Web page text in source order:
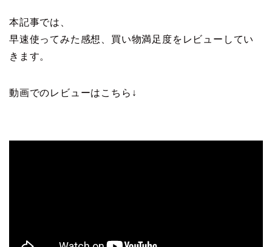
本記事では、
早速使ってみた感想、買い物満足度をレビューしてい
きます。
動画でのレビューはこちら↓